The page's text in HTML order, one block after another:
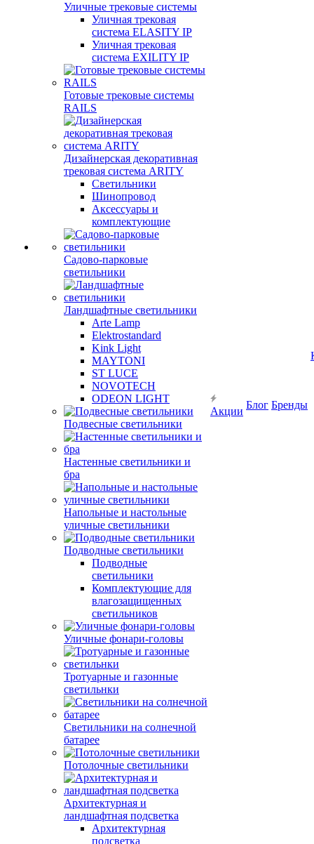
Уличные трековые системы
Уличная трековая
система ELASITY IP
Уличная трековая
система EXILITY IP
Готовые трековые системы
RAILS
Дизайнерская декоративная
трековая система ARITY
Светильники
Шинопровод
Аксессуары и
комплектующие
Садово-парковые
светильники
Ландшафтные светильники
Arte Lamp
Elektrostandard
Kink Light
MAYTONI
ST LUCE
NOVOTECH
ODEON LIGHT
Подвесные светильники
Настенные светильники и
бра
Напольные и настольные
уличные светильники
Подводные светильники
Подводные
светильники
Комплектующие для
влагозащищенных
светильников
Уличные фонари-головы
Тротуарные и газонные
светильнки
Светильники на солнечной
батарее
Потолочные светильники
Архитектурная и
ландшафтная подсветка
Архитектурная
подсветка
Акции
Блог Бренды